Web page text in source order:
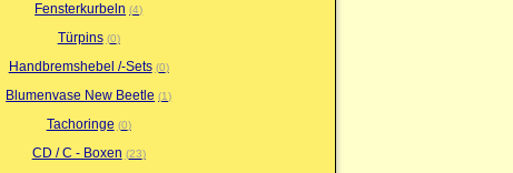
Fensterkurbeln 4
Türpins 0
Handbremshebel /-Sets 0
Blumenvase New Beetle 1
Tachoringe 0
CD / C - Boxen 23